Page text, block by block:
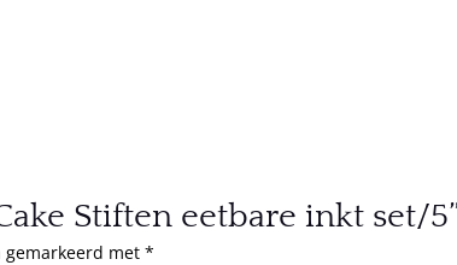
Stiften eetbare inkt set/
gemarkeerd met*